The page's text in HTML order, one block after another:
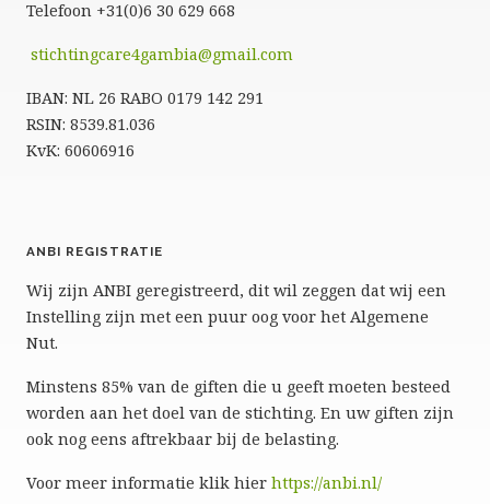
Telefoon +31(0)6 30 629 668
stichtingcare4gambia@gmail.com
IBAN: NL 26 RABO 0179 142 291
RSIN: 8539.81.036
KvK: 60606916
ANBI REGISTRATIE
Wij zijn ANBI geregistreerd, dit wil zeggen dat wij een
Instelling zijn met een puur oog voor het Algemene
Nut.
Minstens 85% van de giften die u geeft moeten besteed
worden aan het doel van de stichting. En uw giften zijn
ook nog eens aftrekbaar bij de belasting.
Voor meer informatie klik hier https://anbi.nl/